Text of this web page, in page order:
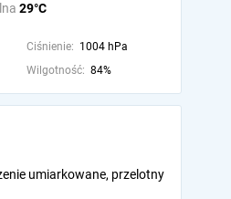
29°C
Ciśnienie: 1004 hPa
Wilgotność: 84%
umiarkowane, przelotny